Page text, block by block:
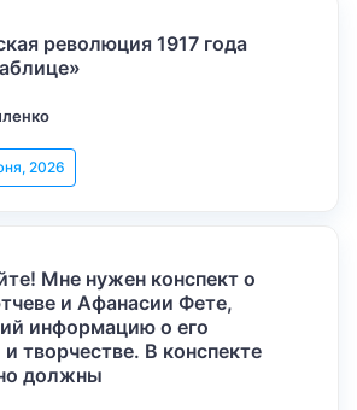
революция 1917 года
2026
Мне нужен конспект о
и Афанасии Фете,
информацию о его
творчестве. В конспекте
должны